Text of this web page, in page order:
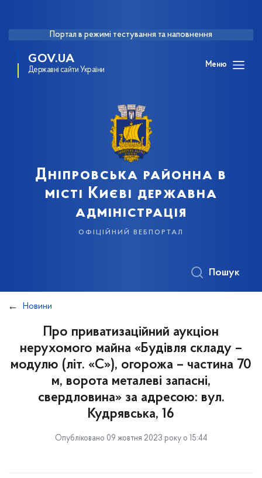
Портал в режимі тестування та наповнення
GOV.UA
Державні сайти України
Меню
Дніпровська районна в
місті Києві державна
адміністрація
офіційний вебпортал
Пошук
Новини
Про приватизаційний аукціон
нерухомого майна «Будівля складу –
модулю (літ. «С»), огорожа – частина 70
м, ворота металеві запасні,
свердловина» за адресою: вул.
Кудрявська, 16
Опубліковано 09 жовтня 2023 року о 15:44